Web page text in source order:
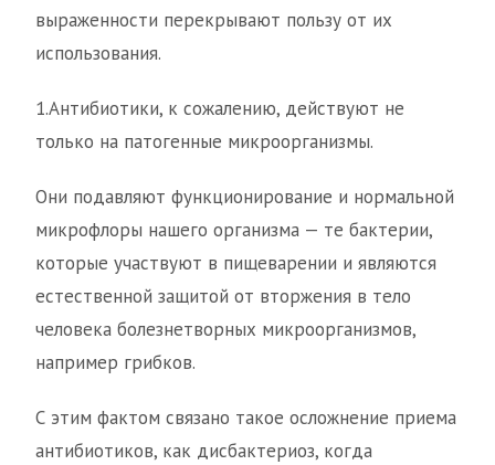
выраженности перекрывают пользу от их
использования.
1.Антибиотики, к сожалению, действуют не
только на патогенные микроорганизмы.
Они подавляют функционирование и нормальной
микрофлоры нашего организма — те бактерии,
которые участвуют в пищеварении и являются
естественной защитой от вторжения в тело
человека болезнетворных микроорганизмов,
например грибков.
С этим фактом связано такое осложнение приема
антибиотиков, как дисбактериоз, когда